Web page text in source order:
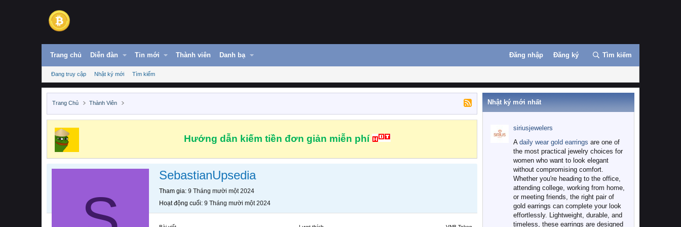
Trang chủ Diễn đàn Tin mới Thành viên Danh bạ Đăng nhập Đăng ký Tìm kiếm
Đang truy cập Nhật ký mới Tìm kiếm
Trang Chủ Thành Viên
Hướng dẫn kiếm tiền đơn giản miễn phí
SebastianUpsedia
Tham gia 9 Tháng mười một 2024
Hoạt động cuối 9 Tháng mười một 2024
Nhật ký mới nhất
siriusjewelers
A daily wear gold earrings are one of
the most practical jewelry choices for
women who want to look elegant
without compromising comfort.
Whether you're heading to the office,
attending college, working from home,
or meeting friends, the right pair of
gold earrings can complete your look
effortlessly. Lightweight, durable, and
timeless, these earrings are designed